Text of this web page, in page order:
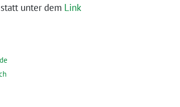
unter dem Link